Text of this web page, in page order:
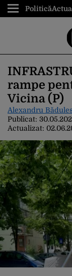
Politică
rampe
Vicina (P)
Alexandru
Publicat:
Actualizat: